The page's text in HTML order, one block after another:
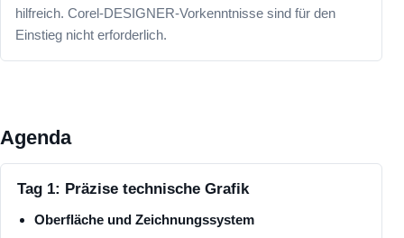
hilfreich. Corel-DESIGNER-Vorkenntnisse sind für den
Einstieg nicht erforderlich.
Agenda
Tag 1: Präzise technische Grafik
Oberfläche und Zeichnungssystem